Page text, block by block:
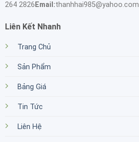
264 2826 Email:thanhhai985@yahoo.com
Liên Kết Nhanh
Trang Chủ
Sản Phẩm
Bảng Giá
Tin Tức
Liên Hệ